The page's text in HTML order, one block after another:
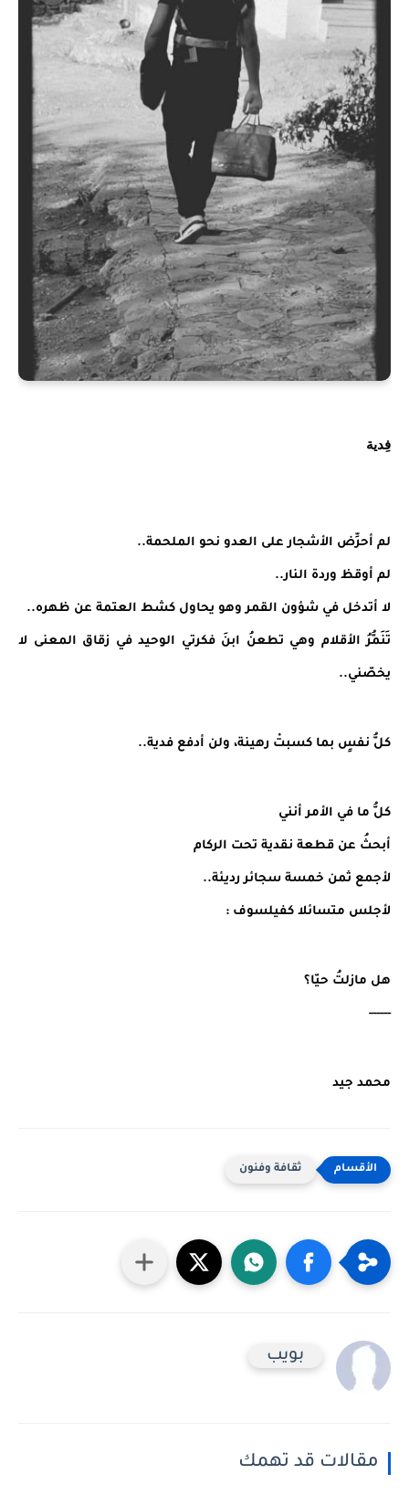
فِدية
لم أحرِّض الأشجار على العدو نحو الملحمة..
لم أوقظ وردة النار..
لا أتدخل في شؤون القمر وهو يحاول كشط العتمة عن ظهره..
تَنَمُّرُ الأقلام وهي تطعنُ ابنَ فكرتي الوحيد في زقاق المعنى لا
يخصّني..
كلُّ نفسٍ بما كسبتْ رهينة، ولن أدفع فدية..
كلُّ ما في الأمر أنني
أبحثُ عن قطعة نقدية تحت الركام
لأجمع ثمن خمسة سجائر رديئة..
لأجلس متسائلا كفيلسوف :
هل مازلتُ حيّا؟
------
محمد جيد
ثقافة وفنون
بويب
مقالات قد تهمك